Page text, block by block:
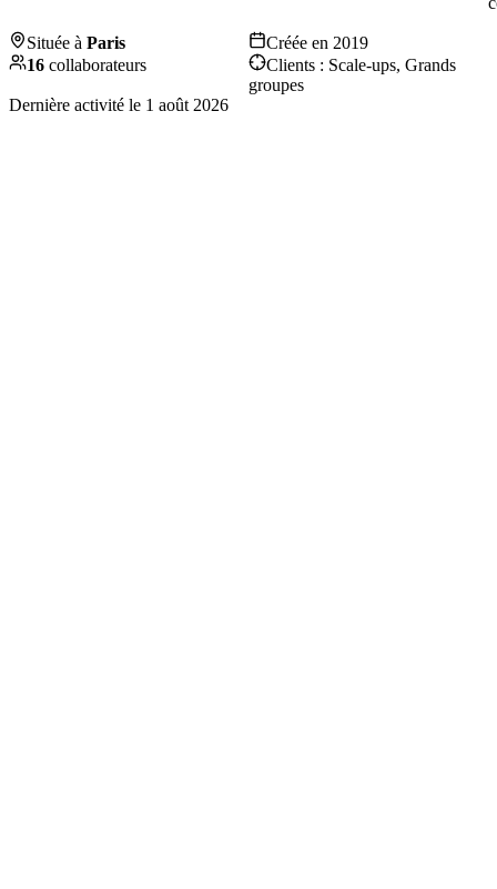
Située à Paris Créée en 2019
16 collaborateurs Clients : Scale-ups, Grands
groupes
Dernière activité le 1 août 2026